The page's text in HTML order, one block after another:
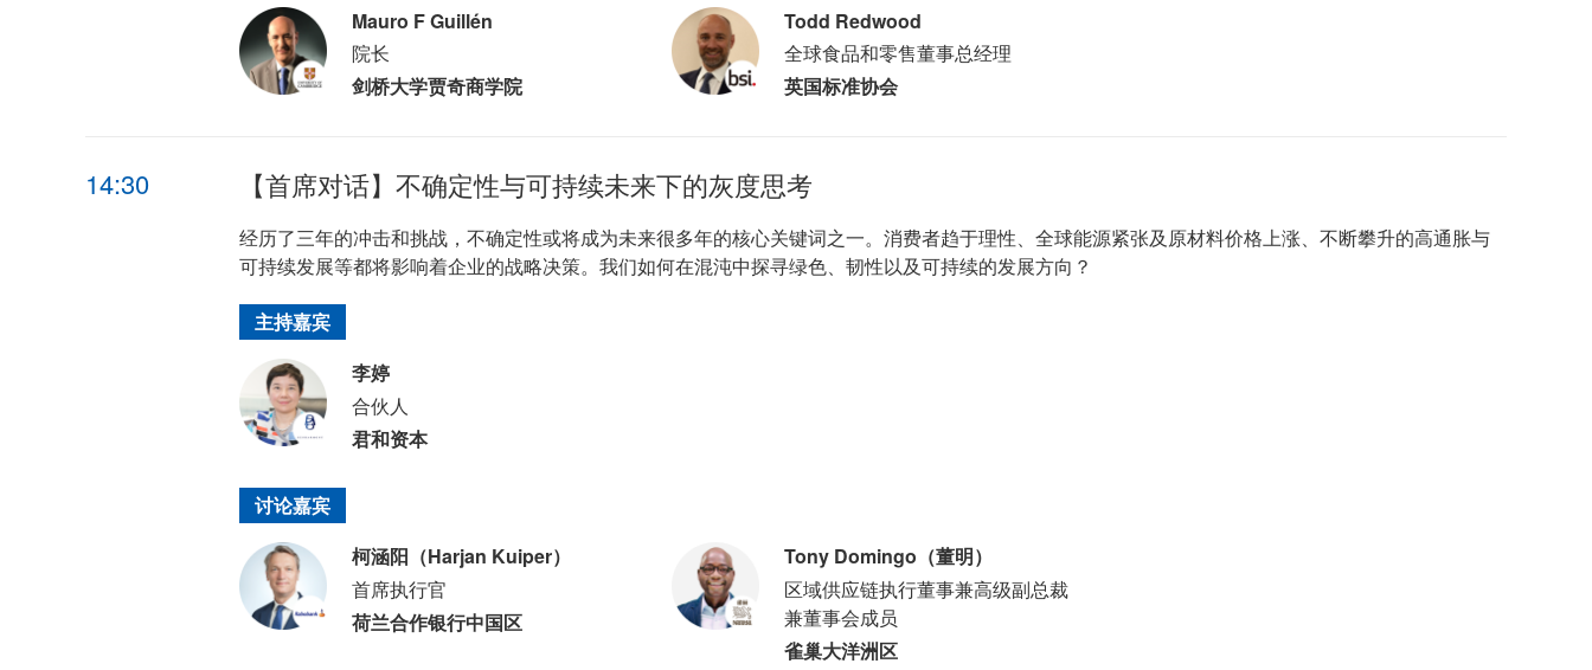
Mauro F Guillén
院长
剑桥大学贾奇商学院
Todd Redwood
全球食品和零售董事总经理
英国标准协会
14:30 【首席对话】不确定性与可持续未来下的灰度思考
经历了三年的冲击和挑战，不确定性或将成为未来很多年的核心关键词之一。消费者趋于理性、全球能源紧张及原材料价格上涨、不断攀升的高通胀与
可持续发展等都将影响着企业的战略决策。我们如何在混沌中探寻绿色、韧性以及可持续的发展方向？
主持嘉宾
李婷
合伙人
君和资本
讨论嘉宾
柯涵阳（Harjan Kuiper）
首席执行官
荷兰合作银行中国区
Tony Domingo（董明）
区域供应链执行董事兼高级副总裁
兼董事会成员
雀巢大洋洲区